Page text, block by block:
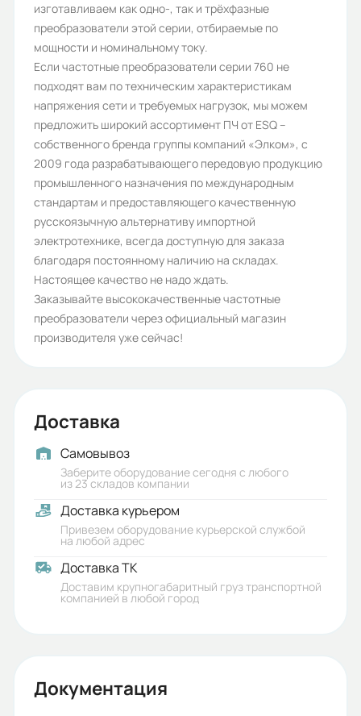
изготавливаем как одно-, так и трёхфазные
преобразователи этой серии, отбираемые по
мощности и номинальному току.
Если частотные преобразователи серии 760 не
подходят вам по техническим характеристикам
напряжения сети и требуемых нагрузок, мы можем
предложить широкий ассортимент ПЧ от ESQ –
собственного бренда группы компаний «Элком», с
2009 года разрабатывающего передовую продукцию
промышленного назначения по международным
стандартам и предоставляющего качественную
русскоязычную альтернативу импортной
электротехнике, всегда доступную для заказа
благодаря постоянному наличию на складах.
Настоящее качество не надо ждать.
Заказывайте высококачественные частотные
преобразователи через официальный магазин
производителя уже сейчас!
Доставка
Самовывоз
Заберите оборудование сегодня с любого
из 23 складов компании
Доставка курьером
Привезем оборудование курьерской службой
на любой адрес
Доставка ТК
Доставим крупногабаритный груз транспортной
компанией в любой город
Документация